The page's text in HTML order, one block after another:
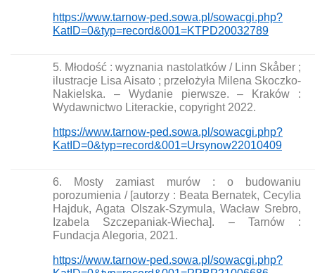
https://www.tarnow-ped.sowa.pl/sowacgi.php?
KatID=0&typ=record&001=KTPD20032789
5. Młodość : wyznania nastolatków / Linn Skåber ;
ilustracje Lisa Aisato ; przełożyła Milena Skoczko-
Nakielska. – Wydanie pierwsze. – Kraków :
Wydawnictwo Literackie, copyright 2022.
https://www.tarnow-ped.sowa.pl/sowacgi.php?
KatID=0&typ=record&001=Ursynow22010409
6. Mosty zamiast murów : o budowaniu
porozumienia / [autorzy : Beata Bernatek, Cecylia
Hajduk, Agata Olszak-Szymula, Wacław Srebro,
Izabela Szczepaniak-Wiecha]. – Tarnów :
Fundacja Alegoria, 2021.
https://www.tarnow-ped.sowa.pl/sowacgi.php?